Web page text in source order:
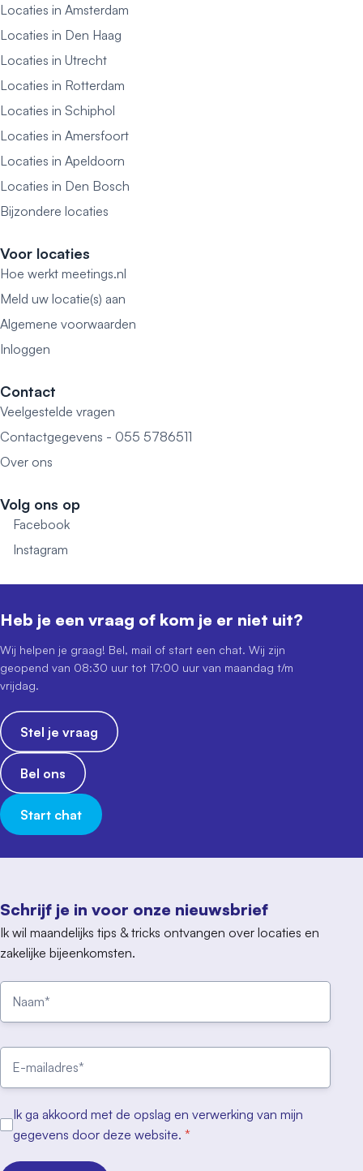
Locaties in Amsterdam
Locaties in Den Haag
Locaties in Utrecht
Locaties in Rotterdam
Locaties in Schiphol
Locaties in Amersfoort
Locaties in Apeldoorn
Locaties in Den Bosch
Bijzondere locaties
Voor locaties
Hoe werkt meetings.nl
Meld uw locatie(s) aan
Algemene voorwaarden
Inloggen
Contact
Veelgestelde vragen
Contactgegevens - 055 5786511
Over ons
Volg ons op
Facebook
Instagram
Schrijf je in voor onze nieuwsbrief
Ik wil maandelijks tips & tricks ontvangen over locaties en
zakelijke bijeenkomsten.
Ik ga akkoord met de opslag en verwerking van mijn
gegevens door deze website. *
Heb je een vraag of kom je er niet uit?
Wij helpen je graag! Bel, mail of start een chat. Wij zijn
geopend van 08:30 uur tot 17:00 uur van maandag t/m
vrijdag.
Stel je vraag
Bel ons
Start chat